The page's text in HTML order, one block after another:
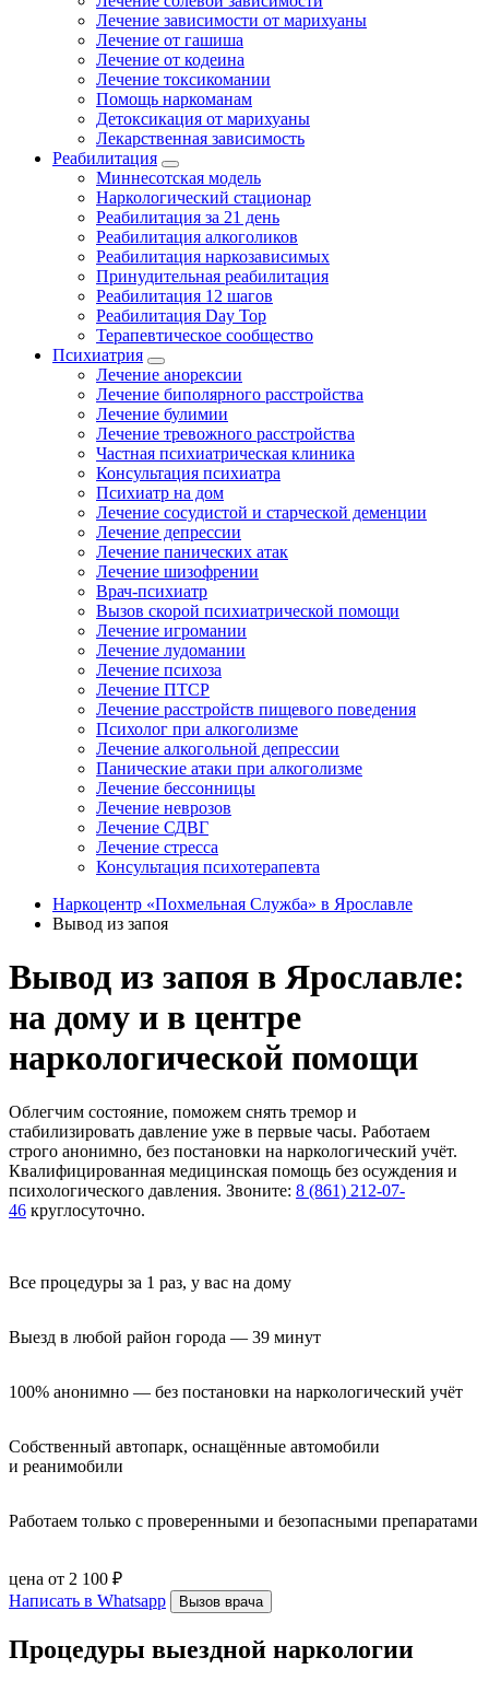
Лечение зависимости от марихуаны
Лечение от гашиша
Лечение от кодеина
Лечение токсикомании
Помощь наркоманам
Детоксикация от марихуаны
Лекарственная зависимость
Реабилитация
Миннесотская модель
Наркологический стационар
Реабилитация за 21 день
Реабилитация алкоголиков
Реабилитация наркозависимых
Принудительная реабилитация
Реабилитация 12 шагов
Реабилитация Day Top
Терапевтическое сообщество
Психиатрия
Лечение анорексии
Лечение биполярного расстройства
Лечение булимии
Лечение тревожного расстройства
Частная психиатрическая клиника
Консультация психиатра
Психиатр на дом
Лечение сосудистой и старческой деменции
Лечение депрессии
Лечение панических атак
Лечение шизофрении
Врач-психиатр
Вызов скорой психиатрической помощи
Лечение игромании
Лечение лудомании
Лечение психоза
Лечение ПТСР
Лечение расстройств пищевого поведения
Психолог при алкоголизме
Лечение алкогольной депрессии
Панические атаки при алкоголизме
Лечение бессонницы
Лечение неврозов
Лечение СДВГ
Лечение стресса
Консультация психотерапевта
Наркоцентр «Похмельная Служба» в Ярославле
Вывод из запоя
Вывод из запоя в Ярославле:
на дому и в центре
наркологической помощи
Облегчим состояние, поможем снять тремор и
стабилизировать давление уже в первые часы. Работаем
строго анонимно, без постановки на наркологический учёт.
Квалифицированная медицинская помощь без осуждения и
психологического давления. Звоните: 8 (861) 212-07-
46 круглосуточно.
Все процедуры за 1 раз, у вас на дому
Выезд в любой район города — 39 минут
100% анонимно — без постановки на наркологический учёт
Собственный автопарк, оснащённые автомобили
и реанимобили
Работаем только с проверенными и безопасными препаратами
цена от 2 100 ₽
Написать в Whatsapp
Вызов врача
Процедуры выездной наркологии